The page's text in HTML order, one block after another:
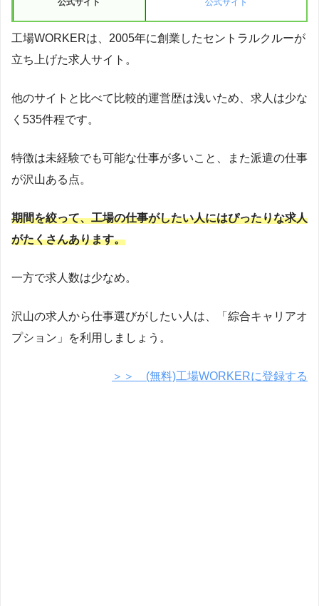
公式サイト 公式サイト
工場WORKERは、2005年に創業したセントラルクルーが
立ち上げた求人サイト。
他のサイトと比べて比較的運営歴は浅いため、求人は少な
く535件程です。
特徴は未経験でも可能な仕事が多いこと、また派遣の仕事
が沢山ある点。
期間を絞って、工場の仕事がしたい人にはぴったりな求人
がたくさんあります。
一方で求人数は少なめ。
沢山の求人から仕事選びがしたい人は、「綜合キャリアオ
プション」を利用しましょう。
＞＞ (無料)工場WORKERに登録する